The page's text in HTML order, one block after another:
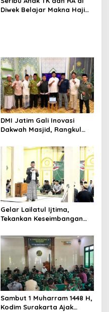
Diwek Belajar Makna Haji
DMI Jatim Gali Inovasi
Dakwah Masjid, Rangkul
Gelar Lailatul Ijtima,
Tekankan Keseimbangan
Sambut 1 Muharram 1448 H,
Kodim Surakarta Ajak